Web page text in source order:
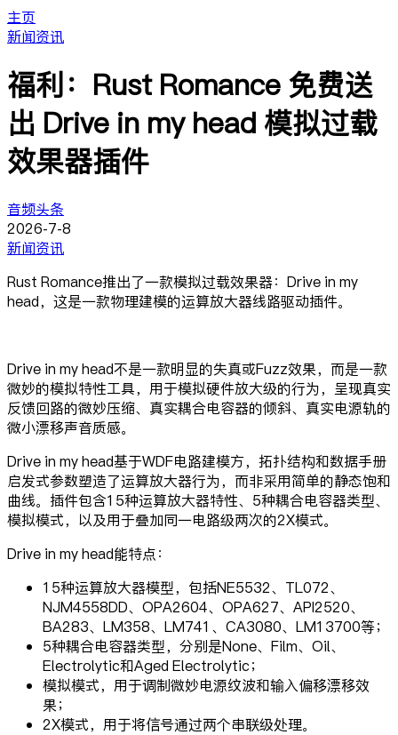
主页
新闻资讯
福利：Rust Romance 免费送
出 Drive in my head 模拟过载
效果器插件
音频头条
2026-7-8
新闻资讯
Rust Romance推出了一款模拟过载效果器：Drive in my
head，这是一款物理建模的运算放大器线路驱动插件。
Drive in my head不是一款明显的失真或Fuzz效果，而是一款
微妙的模拟特性工具，用于模拟硬件放大级的行为，呈现真实
反馈回路的微妙压缩、真实耦合电容器的倾斜、真实电源轨的
微小漂移声音质感。
Drive in my head基于WDF电路建模方，拓扑结构和数据手册
启发式参数塑造了运算放大器行为，而非采用简单的静态饱和
曲线。插件包含15种运算放大器特性、5种耦合电容器类型、
模拟模式，以及用于叠加同一电路级两次的2X模式。
Drive in my head能特点：
15种运算放大器模型，包括NE5532、TL072、
NJM4558DD、OPA2604、OPA627、API2520、
BA283、LM358、LM741、CA3080、LM13700等；
5种耦合电容器类型，分别是None、Film、Oil、
Electrolytic和Aged Electrolytic；
模拟模式，用于调制微妙电源纹波和输入偏移漂移效
果；
2X模式，用于将信号通过两个串联级处理。